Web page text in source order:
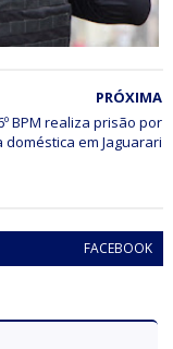
criança de 10
PRÓXIMA
BPM realiza prisão por
violência doméstica‏ em Jaguarari
FACEBOOK